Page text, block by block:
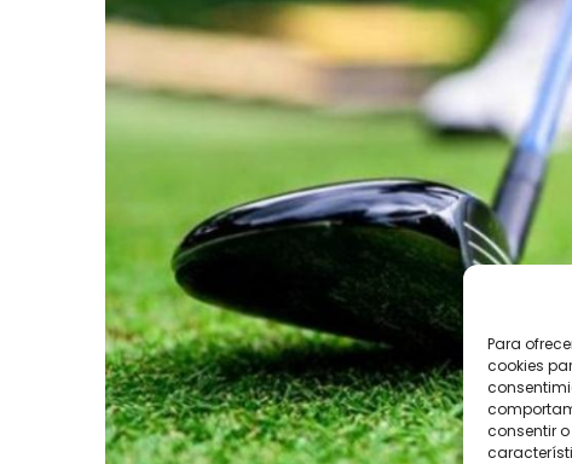
Para
cookies
consentir